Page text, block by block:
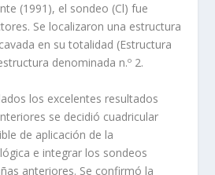
(1991), el sondeo (Cl) fue
Se localizaron una estructura
en su totalidad (Estructura
denominada n.º 2.
los excelentes resultados
se decidió cuadricular
de aplicación de la
e integrar los sondeos
anteriores. Se confirmó la